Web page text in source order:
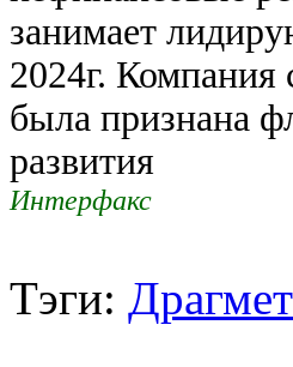
занимает
2024г.
была признана
развития
Интерфакс
Тэги: